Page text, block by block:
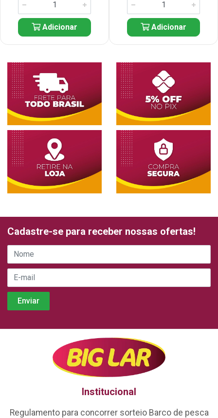
Adicionar Adicionar
Cadastre-se para receber nossas ofertas!
Institucional
Regulamento para concorrer sorteio Barco de pesca